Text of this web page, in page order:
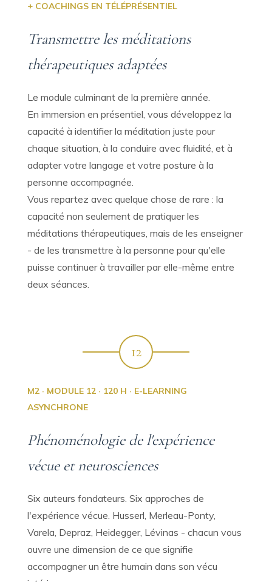
+ COACHINGS EN TÉLÉPRÉSENTIEL
Transmettre les méditations
thérapeutiques adaptées
Le module culminant de la première année.
En immersion en présentiel, vous développez la
capacité à identifier la méditation juste pour
chaque situation, à la conduire avec fluidité, et à
adapter votre langage et votre posture à la
personne accompagnée.
Vous repartez avec quelque chose de rare : la
capacité non seulement de pratiquer les
méditations thérapeutiques, mais de les enseigner
- de les transmettre à la personne pour qu'elle
puisse continuer à travailler par elle-même entre
deux séances.
12
M2 · MODULE 12 · 120 H · E-LEARNING
ASYNCHRONE
Phénoménologie de l'expérience
vécue et neurosciences
Six auteurs fondateurs. Six approches de
l'expérience vécue. Husserl, Merleau-Ponty,
Varela, Depraz, Heidegger, Lévinas - chacun vous
ouvre une dimension de ce que signifie
accompagner un être humain dans son vécu